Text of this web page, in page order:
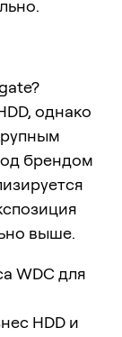
однако
брендом
выше.
WDC для
HDD и